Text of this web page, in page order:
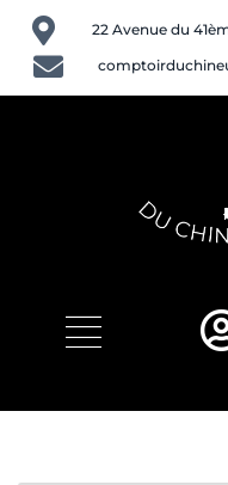
Aller
au
22 Avenue du